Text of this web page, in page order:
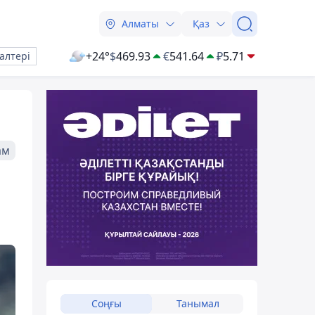
Алматы Қаз
+24°$469.93 €541.64 ₽5.71
Соңғы Танымал